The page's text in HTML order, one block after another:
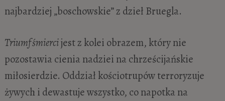
najbardziej „boschowskie” z dzieł Bruegla.
Triumf śmiercijest z kolei obrazem, który nie
pozostawia cienia nadziei na chrześcijańskie
miłosierdzie. Oddział kościotrupów terroryzuje
żywych i dewastuje wszystko, co napotka na